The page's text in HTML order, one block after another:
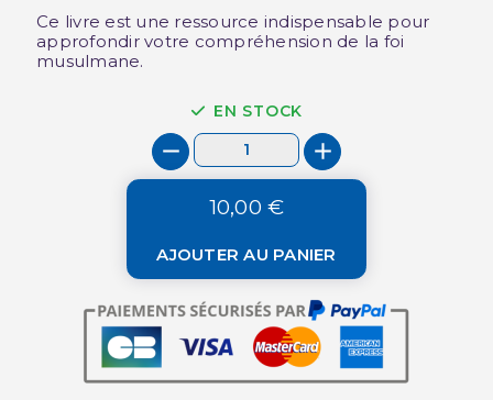
Ce livre est une ressource indispensable pour
approfondir votre compréhension de la foi
musulmane.
EN STOCK
10,00 €
AJOUTER AU PANIER